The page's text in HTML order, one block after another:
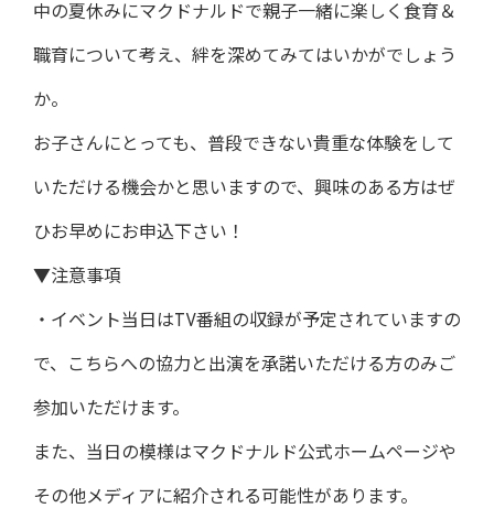
中の夏休みにマクドナルドで親子一緒に楽しく食育＆
職育について考え、絆を深めてみてはいかがでしょう
か。
お子さんにとっても、普段できない貴重な体験をして
いただける機会かと思いますので、興味のある方はぜ
ひお早めにお申込下さい！
▼注意事項
・イベント当日はTV番組の収録が予定されていますの
で、こちらへの協力と出演を承諾いただける方のみご
参加いただけます。
また、当日の模様はマクドナルド公式ホームページや
その他メディアに紹介される可能性があります。